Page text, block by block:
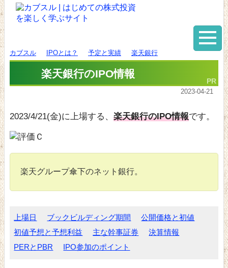
カブスル IPOとは？ 予定と実績 楽天銀行
楽天銀行のIPO情報
2023-04-21
2023/4/21(金)に上場する、 楽天銀行のIPO情報です。
楽天グループ傘下のネット銀行。
上場日 ブックビルディング期間
公開価格と初値
初値予想と予想利益
主な幹事証券
決算情報
PERとPBR
IPO参加のポイント